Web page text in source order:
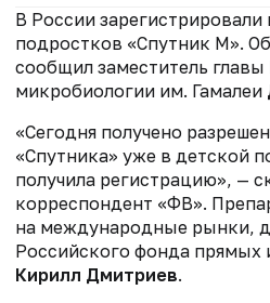
В России зарегистрировали
подростков «Спутник М».
сообщил заместитель
микробиологии им. Гамалеи
«Сегодня получено
«Спутника» уже в детской
получила регистрацию», —
корреспондент «ФВ».
на международные рынки,
Российского фонда прямых
Кирилл Дмитриев.